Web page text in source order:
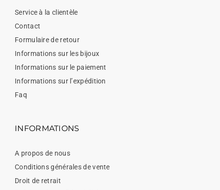
Service à la clientèle
Contact
Formulaire de retour
Informations sur les bijoux
Informations sur le paiement
Informations sur l’expédition
Faq
INFORMATIONS
A propos de nous
Conditions générales de vente
Droit de retrait